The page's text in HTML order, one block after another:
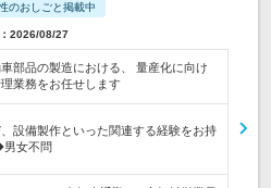
のおしごと掲載中
2026/08/27
部品の製造における、 量産化に向け
業務をお任せします
設備製作といった関連する経験をお持
女不問